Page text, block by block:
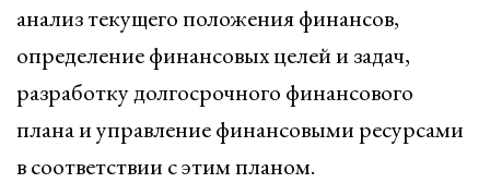
анализ текущего положения финансов,
определение финансовых целей и задач,
разработку долгосрочного финансового
плана и управление финансовыми ресурсами
в соответствии с этим планом.